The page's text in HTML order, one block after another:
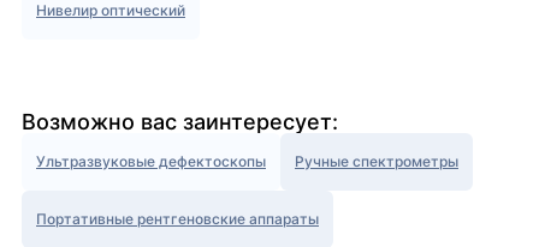
Нивелир оптический
Возможно вас заинтересует:
Ультразвуковые дефектоскопы Ручные спектрометры
Портативные рентгеновские аппараты